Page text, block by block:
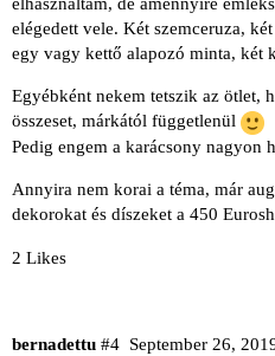
elhasználtam, de amennyire
elégedett vele. Két szemceruza,
egy vagy kettő alapozó minta, két
Egyébként nekem tetszik az ötlet,
összeset, márkától függetlenül
Pedig engem a karácsony nagyon
Annyira nem korai a téma, már
dekorokat és díszeket a 450
2 Likes
bernadettu September 26,
#4